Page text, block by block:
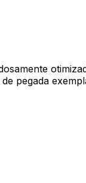
pegada